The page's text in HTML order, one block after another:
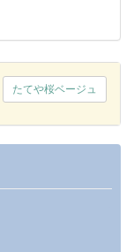
たてや桜ベージュ